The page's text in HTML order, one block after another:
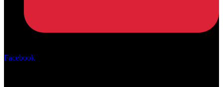
Facebook